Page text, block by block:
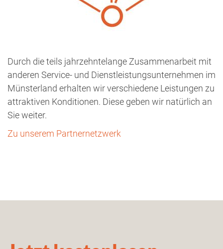
Durch die teils jahrzehntelange Zusammenarbeit mit
anderen Service- und Dienstleistungsunternehmen im
Münsterland erhalten wir verschiedene Leistungen zu
attraktiven Konditionen. Diese geben wir natürlich an
Sie weiter.
Zu unserem Partnernetzwerk